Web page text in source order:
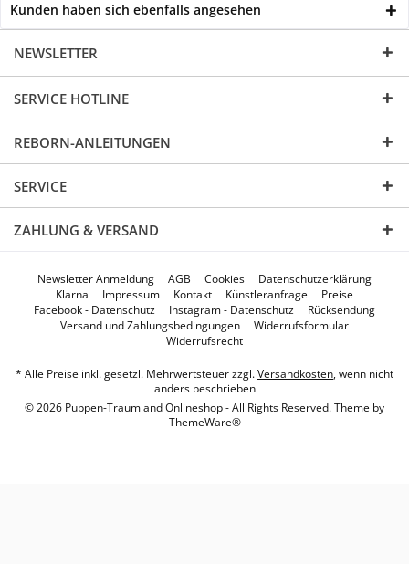
Kunden haben sich ebenfalls angesehen
NEWSLETTER
SERVICE HOTLINE
REBORN-ANLEITUNGEN
SERVICE
ZAHLUNG & VERSAND
Newsletter Anmeldung AGB Cookies
Datenschutzerklärung
Klarna
Impressum Kontakt Künstleranfrage
Preise
Facebook - Datenschutz
Instagram - Datenschutz
Rücksendung
Versand und Zahlungsbedingungen
Widerrufsformular
Widerrufsrecht
* Alle Preise inkl. gesetzl. Mehrwertsteuer zzgl.Versandkosten, wenn nicht
anders beschrieben
© 2026 Puppen-Traumland Onlineshop - All Rights Reserved. Theme by
ThemeWare®